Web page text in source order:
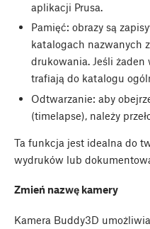
aplikacji Prusa.
Pamięć: obrazy są
katalogach nazwanych
drukowania. Jeśli
trafiają do katalogu
Odtwarzanie: aby
(timelapse), należy
Ta funkcja jest idealna do
wydruków lub
Zmień nazwę kamery
Kamera Buddy3D